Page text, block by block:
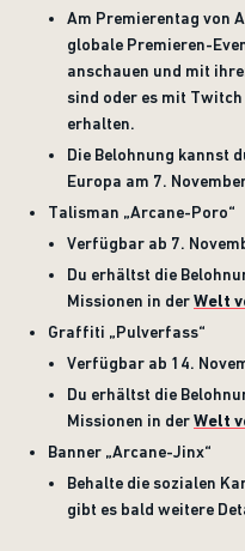
Am Premierentag von
globale Premieren-
anschauen und mit
sind oder es mit
erhalten.
Die Belohnung kannst
Europa am 7.
Talisman „Arcane-Poro“
Verfügbar ab 7.
Du erhältst die
Missionen in derWelt
Graffiti „Pulverfass“
Verfügbar ab 14.
Du erhältst die
Missionen in derWelt
Banner „Arcane-Jinx“
Behalte die sozialen
gibt es bald weitere